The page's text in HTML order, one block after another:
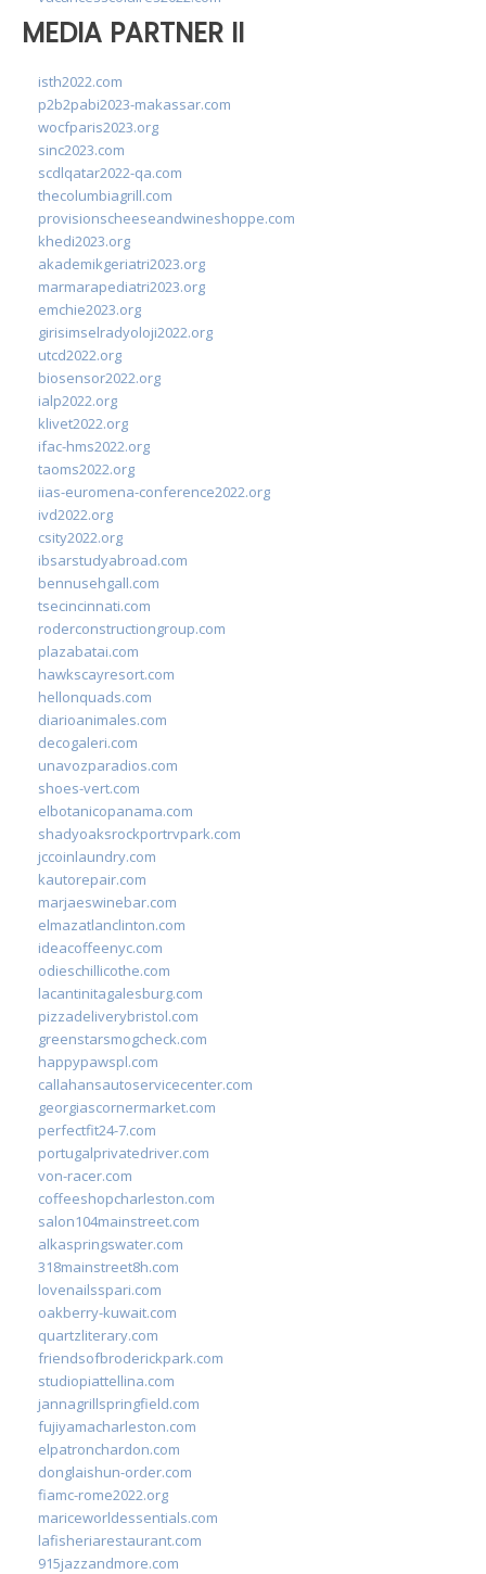
MEDIA PARTNER II
isth2022.com
p2b2pabi2023-makassar.com
wocfparis2023.org
sinc2023.com
scdlqatar2022-qa.com
thecolumbiagrill.com
provisionscheeseandwineshoppe.com
khedi2023.org
akademikgeriatri2023.org
marmarapediatri2023.org
emchie2023.org
girisimselradyoloji2022.org
utcd2022.org
biosensor2022.org
ialp2022.org
klivet2022.org
ifac-hms2022.org
taoms2022.org
iias-euromena-conference2022.org
ivd2022.org
csity2022.org
ibsarstudyabroad.com
bennusehgall.com
tsecincinnati.com
roderconstructiongroup.com
plazabatai.com
hawkscayresort.com
hellonquads.com
diarioanimales.com
decogaleri.com
unavozparadios.com
shoes-vert.com
elbotanicopanama.com
shadyoaksrockportrvpark.com
jccoinlaundry.com
kautorepair.com
marjaeswinebar.com
elmazatlanclinton.com
ideacoffeenyc.com
odieschillicothe.com
lacantinitagalesburg.com
pizzadeliverybristol.com
greenstarsmogcheck.com
happypawspl.com
callahansautoservicecenter.com
georgiascornermarket.com
perfectfit24-7.com
portugalprivatedriver.com
von-racer.com
coffeeshopcharleston.com
salon104mainstreet.com
alkaspringswater.com
318mainstreet8h.com
lovenailsspari.com
oakberry-kuwait.com
quartzliterary.com
friendsofbroderickpark.com
studiopiattellina.com
jannagrillspringfield.com
fujiyamacharleston.com
elpatronchardon.com
donglaishun-order.com
fiamc-rome2022.org
mariceworldessentials.com
lafisheriarestaurant.com
915jazzandmore.com